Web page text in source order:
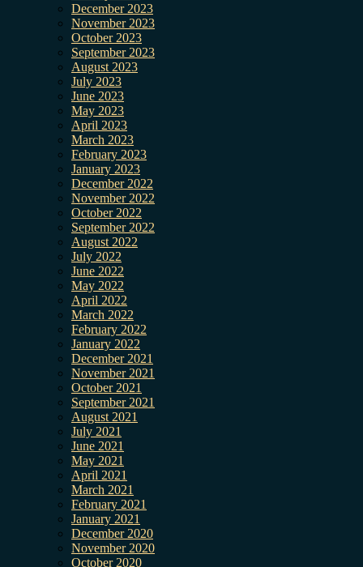
December 2023
November 2023
October 2023
September 2023
August 2023
July 2023
June 2023
May 2023
April 2023
March 2023
February 2023
January 2023
December 2022
November 2022
October 2022
September 2022
August 2022
July 2022
June 2022
May 2022
April 2022
March 2022
February 2022
January 2022
December 2021
November 2021
October 2021
September 2021
August 2021
July 2021
June 2021
May 2021
April 2021
March 2021
February 2021
January 2021
December 2020
November 2020
October 2020